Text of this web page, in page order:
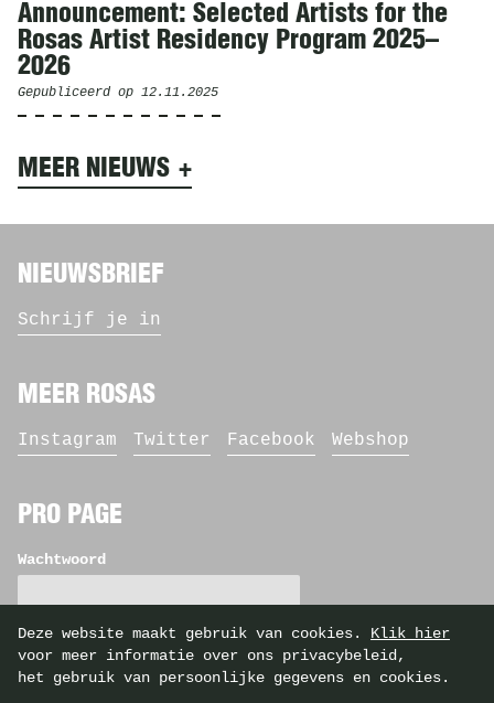
Deze website maakt gebruik van cookies. Klik hier
voor meer informatie over ons privacybeleid,
het gebruik van persoonlijke gegevens en cookies.
Announcement: Selected Artists for the
Rosas Artist Residency Program 2025–
2026
Gepubliceerd op 12.11.2025
MEER NIEUWS
NIEUWSBRIEF
Schrijf je in
MEER ROSAS
Instagram Twitter Facebook Webshop
PRO PAGE
Wachtwoord